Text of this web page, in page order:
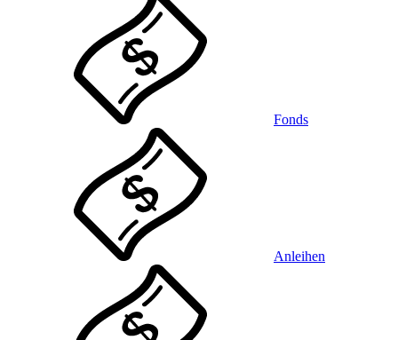
Fonds
Anleihen